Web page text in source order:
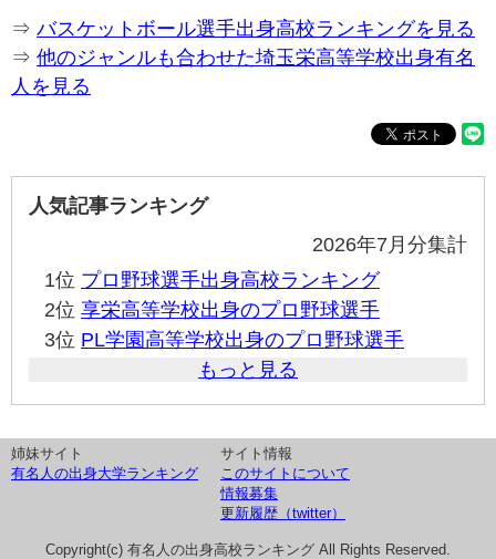
⇒ バスケットボール選手出身高校ランキングを見る
⇒ 他のジャンルも合わせた埼玉栄高等学校出身有名
人を見る
人気記事ランキング
2026年7月分集計
1位 プロ野球選手出身高校ランキング
2位 享栄高等学校出身のプロ野球選手
3位 PL学園高等学校出身のプロ野球選手
もっと見る
姉妹サイト
有名人の出身大学ランキング
サイト情報
このサイトについて
情報募集
更新履歴（twitter）
Copyright(c) 有名人の出身高校ランキング All Rights Reserved.